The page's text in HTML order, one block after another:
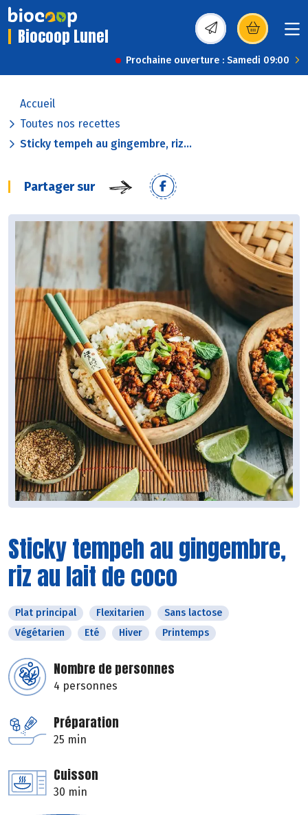
Biocoop Lunel (s’ouvre dans une
Prochaine ouverture : Samedi 09:00
Accueil
Toutes nos recettes
Sticky tempeh au gingembre, riz...
Partager sur
Sticky tempeh au gingembre,
riz au lait de coco
Plat principal Flexitarien
Sans lactose
Végétarien
Eté Hiver Printemps
Nombre de personnes
4 personnes
Préparation
25 min
Cuisson
30 min